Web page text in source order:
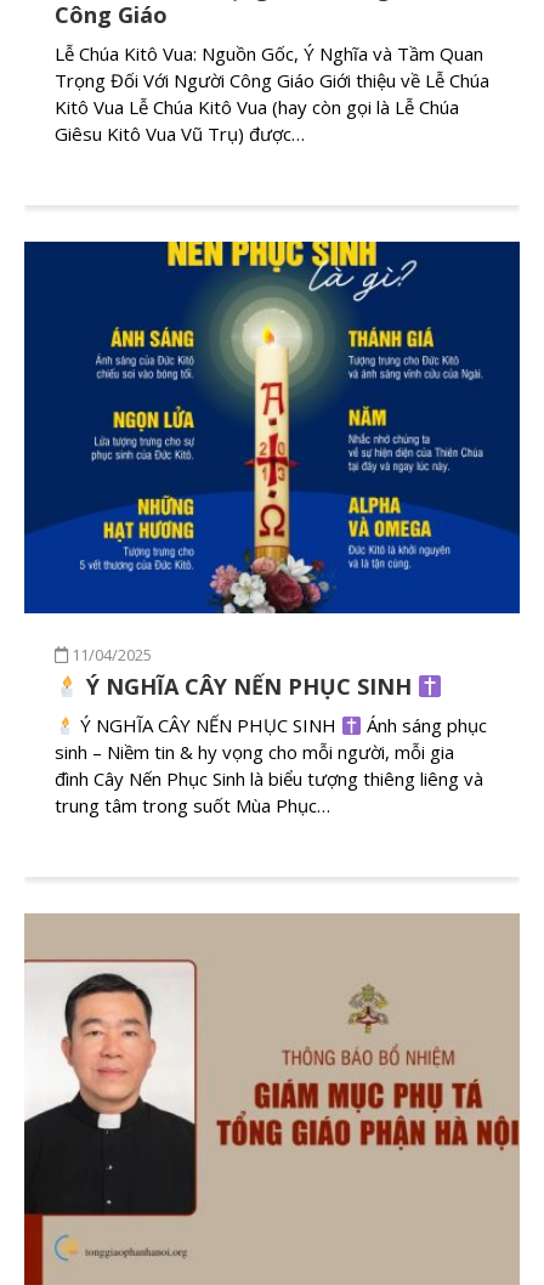
Công Giáo
Lễ Chúa Kitô Vua: Nguồn Gốc, Ý Nghĩa và Tầm Quan
Trọng Đối Với Người Công Giáo Giới thiệu về Lễ Chúa
Kitô Vua Lễ Chúa Kitô Vua (hay còn gọi là Lễ Chúa
Giêsu Kitô Vua Vũ Trụ) được…
11/04/2025
Ý NGHĨA CÂY NẾN PHỤC SINH
Ý NGHĨA CÂY NẾN PHỤC SINH
Ánh sáng phục
sinh – Niềm tin & hy vọng cho mỗi người, mỗi gia
đình Cây Nến Phục Sinh là biểu tượng thiêng liêng và
trung tâm trong suốt Mùa Phục…